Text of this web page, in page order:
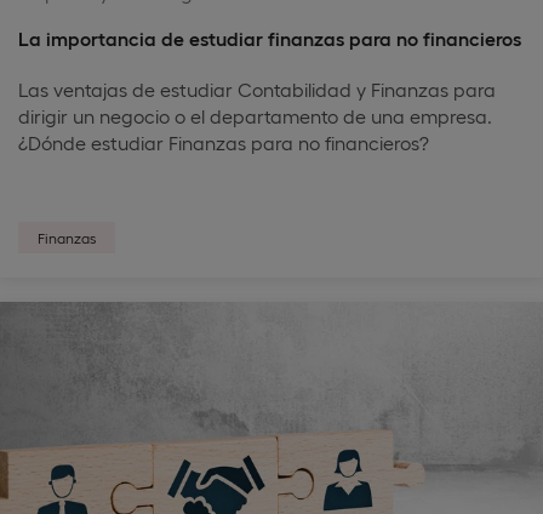
La importancia de estudiar finanzas para no financieros
Las ventajas de estudiar Contabilidad y Finanzas para
dirigir un negocio o el departamento de una empresa.
¿Dónde estudiar Finanzas para no financieros?
Finanzas